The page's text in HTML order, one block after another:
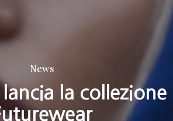
News
la collezione